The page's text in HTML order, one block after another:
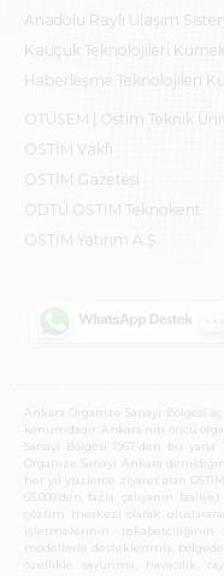
Anadolu Raylı Ulaşım
Kauçuk Teknolojileri
Haberleşme Teknolojileri
OTÜSEM | Ostim Teknik
OSTİM Vakfı
OSTİM Gazetesi
ODTÜ OSTİM Teknokent
OSTİM Yatırım A.Ş.
Ankara Organize Sanayi Bölgesi
konumdadır. Ankara’nın öncü
Sanayi Bölgesi 1967’den bu
Organize Sanayi Ankara
her yıl yüzlerce ziyaret alan
65.000’den fazla çalışanın
çözüm merkezi olarak
işletmelerinin rekabetçiliğinin
modellerle desteklenmiş,
özellikle savunma, havacılık,